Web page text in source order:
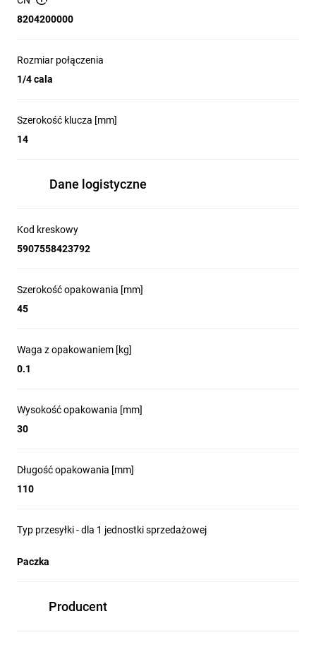
8204200000
Rozmiar połączenia
1/4 cala
Szerokość klucza [mm]
14
Dane logistyczne
Kod kreskowy
5907558423792
Szerokość opakowania [mm]
45
Waga z opakowaniem [kg]
0.1
Wysokość opakowania [mm]
30
Długość opakowania [mm]
110
Typ przesyłki - dla 1 jednostki sprzedażowej
Paczka
Producent